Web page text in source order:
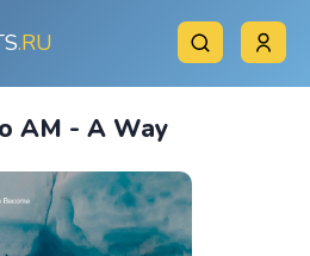
.RU
AM - A Way